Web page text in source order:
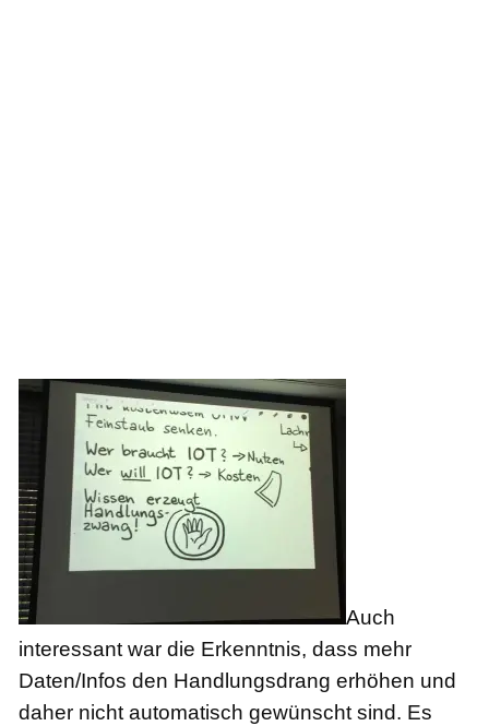
Auch
interessant war die Erkenntnis, dass mehr
Daten/Infos den Handlungsdrang erhöhen und
daher nicht automatisch gewünscht sind. Es